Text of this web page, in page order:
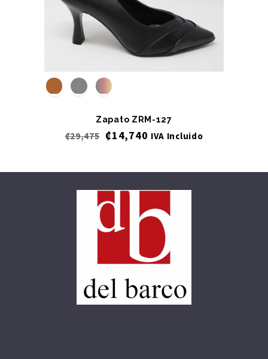
Zapato ZRM-127
₡29,475 ₡14,740 IVA Incluido